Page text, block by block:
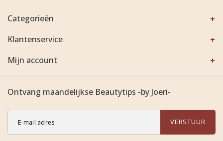
Categorieën
Klantenservice
Mijn account
Ontvang maandelijkse Beautytips -by Joeri-
VERSTUUR